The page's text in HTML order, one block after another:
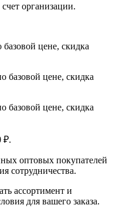
организации.
цене, скидка
базовой цене, скидка
базовой цене, скидка
₽.
оптовых покупателей
сотрудничества.
ассортимент и
для вашего заказа.